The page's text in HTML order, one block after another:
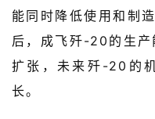
能同时降低使用和制
后，成飞歼-20的生产
扩张，未来歼-20的
长。